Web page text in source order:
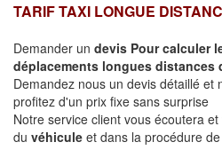
TARIF TAXI LONGUE
Demander un devis Pour calculer
déplacements longues distances
Demandez nous un devis détaillé et
profitez d'un prix fixe sans surprise
Notre service client vous écoutera
du véhicule et dans la procédure